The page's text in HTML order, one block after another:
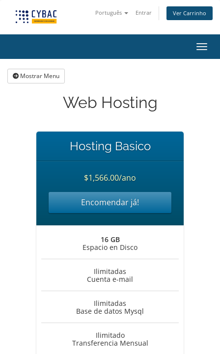
Português Entrar Ver Carrinho
Mostrar Menu
Web Hosting
Hosting Basico
$1,566.00/ano
Encomendar já!
16 GB
Espacio en Disco
Ilimitadas
Cuenta e-mail
Ilimitadas
Base de datos Mysql
Ilimitado
Transferencia Mensual